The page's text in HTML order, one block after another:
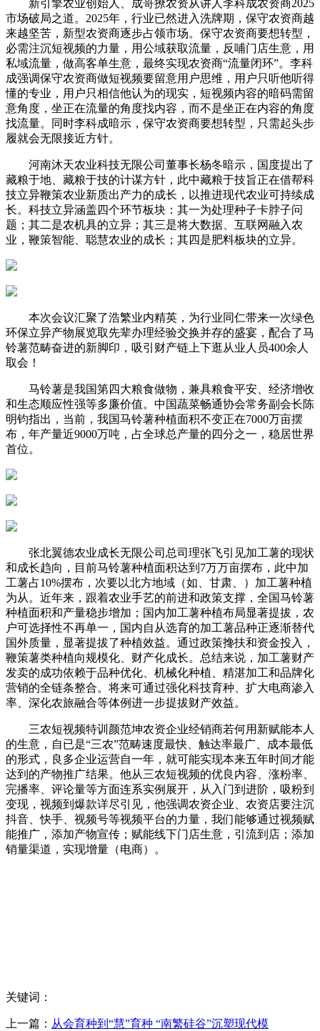
新引擎农业创始人、成哥撩农资从讲人李科成农资商2025
市场破局之道。2025年，行业已然进入洗牌期，保守农资商越
来越坚苦，新型农资商逐步占领市场。保守农资商要想转型，
必需注沉短视频的力量，用公域获取流量，反哺门店生意，用
私域流量，做高客单生意，最终实现农资商“流量闭环”。李科
成强调保守农资商做短视频要留意用户思维，用户只听他听得
懂的专业，用户只相信他认为的现实，短视频内容的暗码需留
意角度，坐正在流量的角度找内容，而不是坐正在内容的角度
找流量。同时李科成暗示，保守农资商要想转型，只需起头步
履就会无限接近方针。
河南沐天农业科技无限公司董事长杨冬暗示，国度提出了
藏粮于地、藏粮于技的计谋方针，此中藏粮于技旨正在借帮科
技立异鞭策农业新质出产力的成长，以推进现代农业可持续成
长。科技立异涵盖四个环节板块：其一为处理种子卡脖子问
题；其二是农机具的立异；其三是将大数据、互联网融入农
业，鞭策智能、聪慧农业的成长；其四是肥料板块的立异。
本次会议汇聚了浩繁业内精英，为行业同仁带来一次绿色
环保立异产物展览取先辈办理经验交换并存的盛宴，配合了马
铃薯范畴奋进的新脚印，吸引财产链上下逛从业人员400余人
取会！
马铃薯是我国第四大粮食做物，兼具粮食平安、经济增收
和生态顺应性强等多廉价值。中国蔬菜畅通协会常务副会长陈
明钧指出，当前，我国马铃薯种植面积不变正在7000万亩摆
布，年产量近9000万吨，占全球总产量的四分之一，稳居世界
首位。
张北翼德农业成长无限公司总司理张飞引见加工薯的现状
和成长趋向，目前马铃薯种植面积达到7万万亩摆布，此中加
工薯占10%摆布，次要以北方地域（如、甘肃、）加工薯种植
为从。近年来，跟着农业手艺的前进和政策支撑，全国马铃薯
种植面积和产量稳步增加；国内加工薯种植布局显著提拔，农
户可选择性不再单一，国内自从选育的加工薯品种正逐渐替代
国外质量，显著提拔了种植效益。通过政策搀扶和资金投入，
鞭策薯类种植向规模化、财产化成长。总结来说，加工薯财产
发卖的成功依赖于品种优化、机械化种植、精湛加工和品牌化
营销的全链条整合。将来可通过强化科技育种、扩大电商渗入
率、深化农旅融合等体例进一步提拔财产效益‌。
三农短视频特训颜范坤农资企业经销商若何用新赋能本人
的生意，自已是“三农”范畴速度最快、触达率最广、成本最低
的形式，良多企业运营自一年，就可能实现本来五年时间才能
达到的产物推广结果。他从三农短视频的优良内容、涨粉率、
完播率、评论量等方面连系实例展开，从入门到进阶，吸粉到
变现，视频到爆款详尽引见，他强调农资企业、农资店要注沉
抖音、快手、视频号等视频平台的力量，我们能够通过视频赋
能推广，添加产物宣传；赋能线下门店生意，引流到店；添加
销量渠道，实现增量（电商）。
关键词：
上一篇： 从会育种到“慧”育种 “南繁硅谷”沉塑现代模